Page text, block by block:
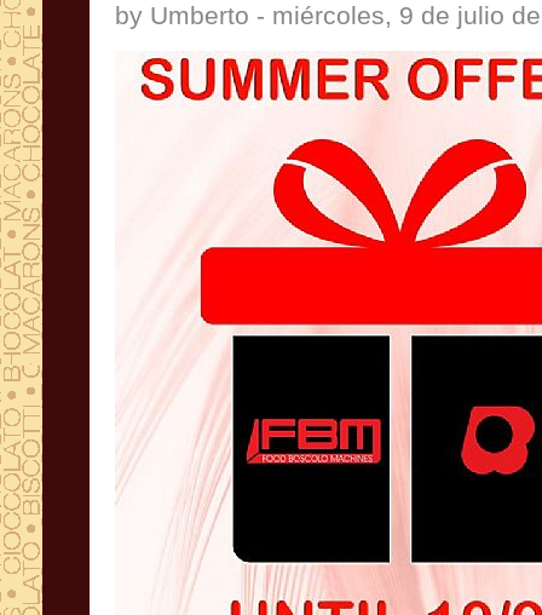
by Umberto - miércoles, 9 de julio